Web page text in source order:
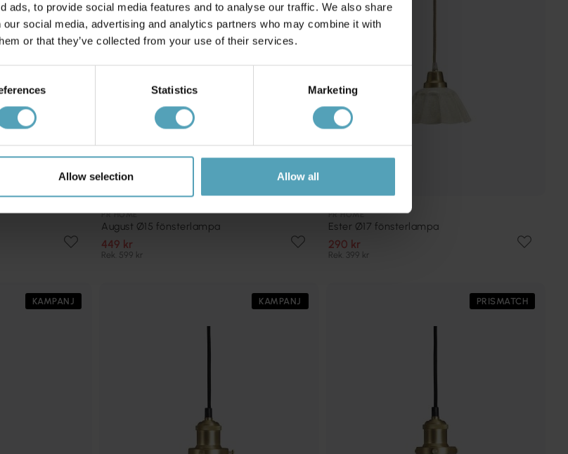
ads, to provide social media features and to analyse our traffic. We also share
social media, advertising and analytics partners who may combine it with
or that they’ve collected from your use of their services.
Statistics Marketing
Allow selection Allow all
PR HOME
August Ø15 fönsterlampa
449 kr
Rek. 599 kr
PR HOME
Ester Ø17 fönsterlampa
290 kr
Rek. 399 kr
KAMPANJ KAMPANJ PRISMATCH